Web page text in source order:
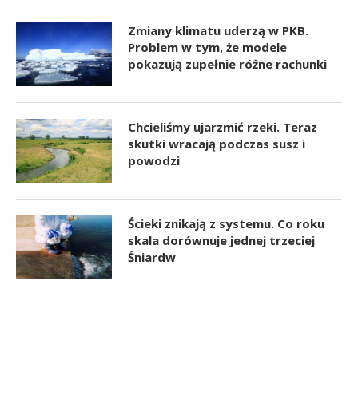
Zmiany klimatu uderzą w PKB.
Problem w tym, że modele
pokazują zupełnie różne rachunki
Chcieliśmy ujarzmić rzeki. Teraz
skutki wracają podczas susz i
powodzi
Ścieki znikają z systemu. Co roku
skala dorównuje jednej trzeciej
Śniardw